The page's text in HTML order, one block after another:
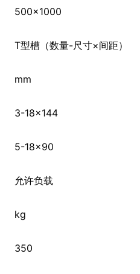
500×1000
T型槽（数量-尺寸×间距）
mm
3-18×144
5-18×90
允许负载
kg
350